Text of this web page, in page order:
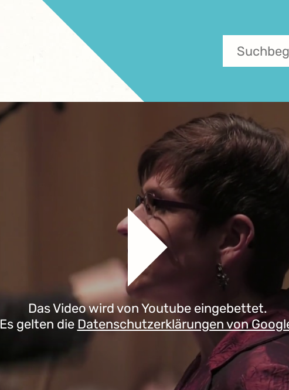
Das Video wird von Youtube eingebettet.
Es gelten die Datenschutzerklärungen von